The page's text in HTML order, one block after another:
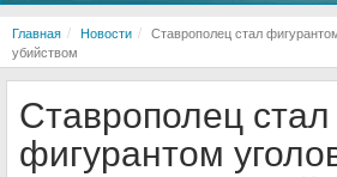
Главная Новости
Ставрополец стал
убийством
Ставрополец стал
фигурантом